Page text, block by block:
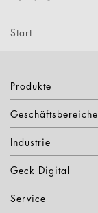
Start
Produkte
Geschäftsbereiche
Industrie
Geck Digital
Service